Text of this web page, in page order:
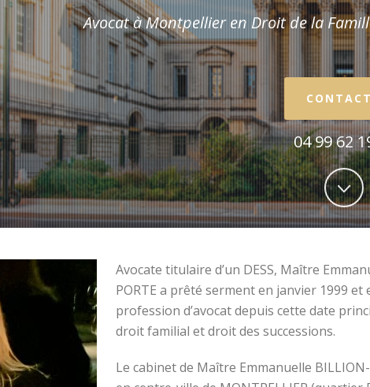
Avocat à Montpellier en Droit de la Fam
CONTACT
04 99 62
Avocate titulaire d’un DESS, Maître
PORTE a prêté serment en janvier 1999 et
profession d’avocat depuis cette date
droit familial et droit des successions.
Le cabinet de Maître Emmanuelle